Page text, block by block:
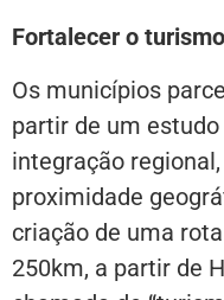
Fortalecer o turismo
Os municípios
partir de um
integração
proximidade
criação de uma
250km, a partir de